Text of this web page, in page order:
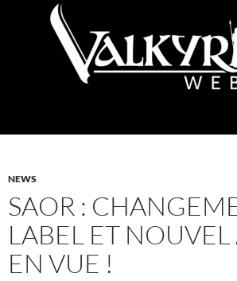
NEWS
SAOR :
LABEL ET
EN VUE !